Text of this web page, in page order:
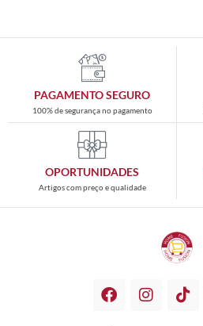
PAGAMENTO SEGURO
100% de segurança no pagamento
OPORTUNIDADES
Artigos com preço e qualidade